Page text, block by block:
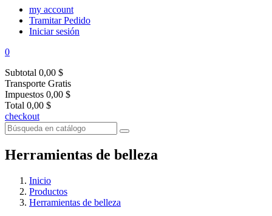
my account
Tramitar Pedido
Iniciar sesión
0
Subtotal 0,00 $
Transporte Gratis
Impuestos 0,00 $
Total 0,00 $
checkout
Herramientas de belleza
Inicio
Productos
Herramientas de belleza